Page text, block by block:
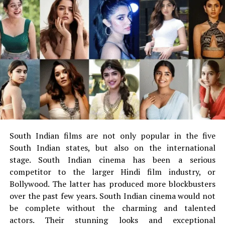
आलावा Hindi, Bollywood, Hollywood की सभी नयी realese
movie देखने को मिल सकती है.
Tamilyogi New Link 2019
दूसरे website के जैसे ही Tamil yogi के ऊपर भी कई
बारDMCA
Strike लग चुके है. और इन्ही समस्याओं से बहार निकलने के
लिएTamilyogiके Team Members ने बहुत बार अपने website
की URL को बदला है जिसमे से कई ऐसे नाम है. जिसके बारे में आपको पता
भी होगा। जैसे:-Tamilyogi.in, tamilyogi.fm, tamilyogi.cc,
Tamil Yogi URL List
tamilyogi.pro
tamilyogi.fu
tamilyogi.vip
tamilyogi.in
tamilyogi.fm
tamilyogi.nn
South Indian films are not only popular in the five
South Indian states, but also on the international
stage.
South Indian cinema has been a serious
competitor to the larger Hindi film industry, or
Bollywood. The latter has produced more blockbusters
over the past few years. South Indian cinema would not
be complete without the charming and talented
actors.
Their stunning looks and exceptional